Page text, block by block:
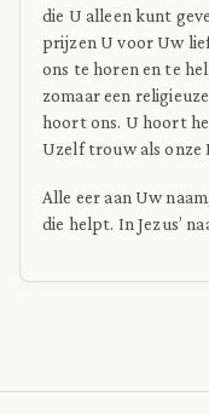
die U alleen kunt
prijzen U voor Uw
ons te horen en te
zomaar een
hoort ons. U hoort
Uzelf trouw als onze
Alle eer aan Uw
die helpt. In Jezus’